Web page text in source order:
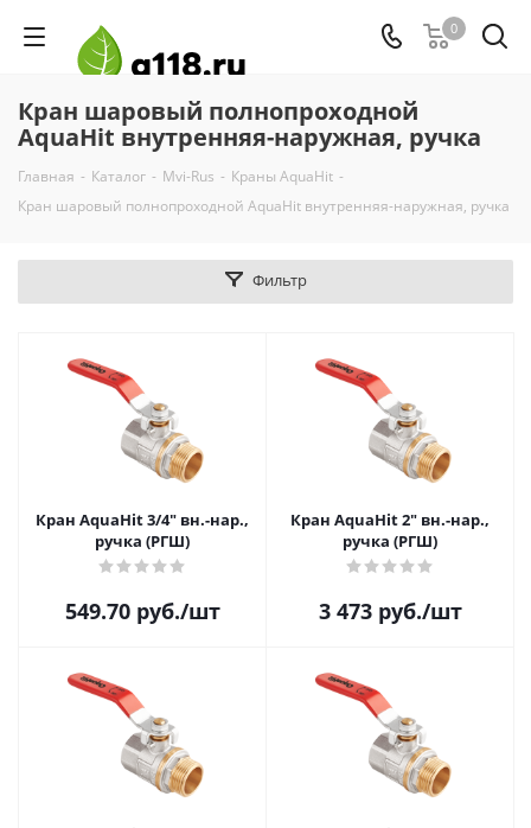
0
Кран шаровый полнопроходной
AquaHit внутренняя-наружная, ручка
Главная - Каталог - Mvi-Rus - Краны AquaHit -
Кран шаровый полнопроходной AquaHit внутренняя-наружная, ручка
Фильтр
Кран AquaHit 3/4" вн.-нар.,
ручка (РГШ)
549.70руб./шт
Кран AquaHit 2" вн.-нар.,
ручка (РГШ)
3 473руб./шт